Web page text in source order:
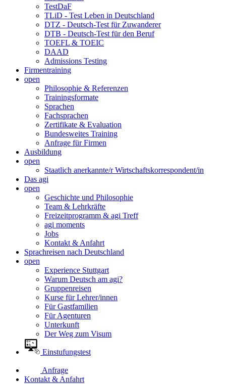
TestDaF
TLiD - Test Leben in Deutschland
DTZ - Deutsch-Test für Zuwanderer
DTB - Deutsch-Test für den Beruf
TOEFL & TOEIC
DAAD
Admissions Testing
Firmentraining
open
Philosophie & Referenzen
Trainingsformate
Sprachen
Fachsprachen
Zertifikate & Evaluation
Bundesweites Training
Anfrage für Firmen
Ausbildung
open
Staatlich anerkannte/r Wirtschaftskorrespondent/in
Das agi
open
Geschichte und Philosophie
Team & Lehrkräfte
Freizeitprogramm & agi Treff
agi moments
Jobs
Kontakt & Anfahrt
Sprachreisen nach Deutschland
open
Experience Stuttgart
Warum Deutsch am agi?
Gruppenreisen
Kurse für Lehrer/innen
Für Gastfamilien
Für Agenturen
Unterkunft
Der Weg zum Visum
Einstufungstest
Anfrage
Kontakt & Anfahrt